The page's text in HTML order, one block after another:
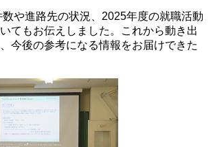
や進路先の状況、2025年度の就職活動
てもお伝えしました。これから動き出
今後の参考になる情報をお届けできた